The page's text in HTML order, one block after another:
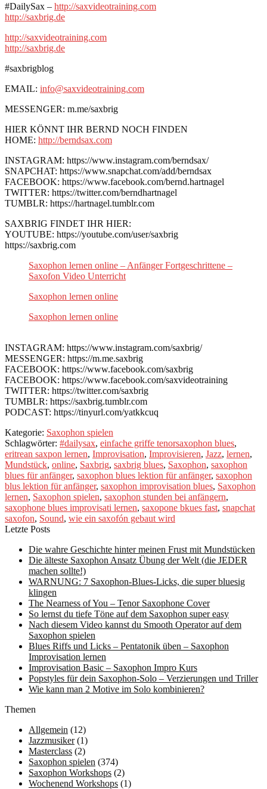
#DailySax – http://saxvideotraining.com
http://saxbrig.de
http://saxvideotraining.com
http://saxbrig.de
#saxbrigblog
EMAIL: info@saxvideotraining.com
MESSENGER: m.me/saxbrig
HIER KÖNNT IHR BERND NOCH FINDEN
HOME: http://berndsax.com
INSTAGRAM: https://www.instagram.com/berndsax/
SNAPCHAT: https://www.snapchat.com/add/berndsax
FACEBOOK: https://www.facebook.com/bernd.hartnagel
TWITTER: https://twitter.com/berndhartnagel
TUMBLR: https://hartnagel.tumblr.com
SAXBRIG FINDET IHR HIER:
YOUTUBE: https://youtube.com/user/saxbrig
https://saxbrig.com
Saxophon lernen online – Anfänger Fortgeschrittene –
Saxofon Video Unterricht
Saxophon lernen online
Saxophon lernen online
INSTAGRAM: https://www.instagram.com/saxbrig/
MESSENGER: https://m.me.saxbrig
FACEBOOK: https://www.facebook.com/saxbrig
FACEBOOK: https://www.facebook.com/saxvideotraining
TWITTER: https://twitter.com/saxbrig
TUMBLR: https://saxbrig.tumblr.com
PODCAST: https://tinyurl.com/yatkkcuq
Kategorie: Saxophon spielen
Schlagwörter: #dailysax, einfache griffe tenorsaxophon blues,
eritrean saxpon lernen, Improvisation, Improvisieren, Jazz, lernen,
Mundstück, online, Saxbrig, saxbrig blues, Saxophon, saxophon
blues für anfänger, saxophon blues lektion für anfänger, saxophon
blus lektion für anfänger, saxophon improvisation blues, Saxophon
lernen, Saxophon spielen, saxophon stunden bei anfängern,
saxophone blues improvisati lernen, saxopone bkues fast, snapchat
saxofon, Sound, wie ein saxofón gebaut wird
Letzte Posts
Die wahre Geschichte hinter meinen Frust mit Mundstücken
Die älteste Saxophon Ansatz Übung der Welt (die JEDER
machen sollte!)
WARNUNG: 7 Saxophon-Blues-Licks, die super bluesig
klingen
The Nearness of You – Tenor Saxophone Cover
So lernst du tiefe Töne auf dem Saxophon super easy
Nach diesem Video kannst du Smooth Operator auf dem
Saxophon spielen
Blues Riffs und Licks – Pentatonik üben – Saxophon
Improvisation lernen
Improvisation Basic – Saxophon Impro Kurs
Popstyles für dein Saxophon-Solo – Verzierungen und Triller
Wie kann man 2 Motive im Solo kombinieren?
Themen
Allgemein (12)
Jazzmusiker(1)
Masterclass (2)
Saxophon spielen (374)
Saxophon Workshops (2)
Wochenend Workshops (1)